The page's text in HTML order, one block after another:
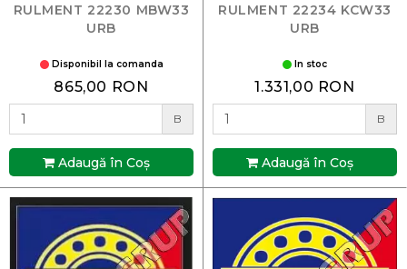
RULMENT 22230 MBW33
URB
Disponibil la comanda
865,00 RON
B
Adaugă în Coş
RULMENT 22234 KCW33
URB
In stoc
1.331,00 RON
B
Adaugă în Coş